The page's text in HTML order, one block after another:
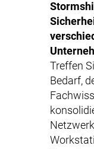
Treffen
Bedarf,